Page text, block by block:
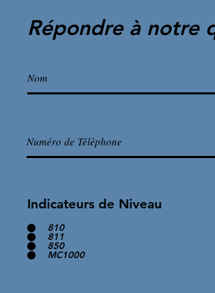
Répondre à notre
Indicateurs de Niveau
810
811
850
MC1000